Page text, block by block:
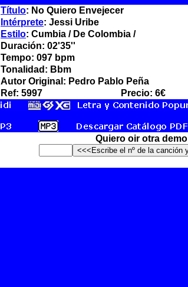
Título: No Quiero Envejecer
Intérprete: Jessi Uribe
Estilo: Cumbia / De Colombia /
Duración: 02'35''
Tempo: 097 bpm
Tonalidad: Bbm
Autor Original: Pedro Pablo Peña
Ref: 5997
Precio: 6€
Quiero oir otra demo